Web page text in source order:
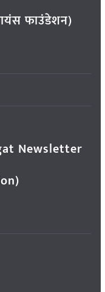
फाउंडेशन)
Newsletter